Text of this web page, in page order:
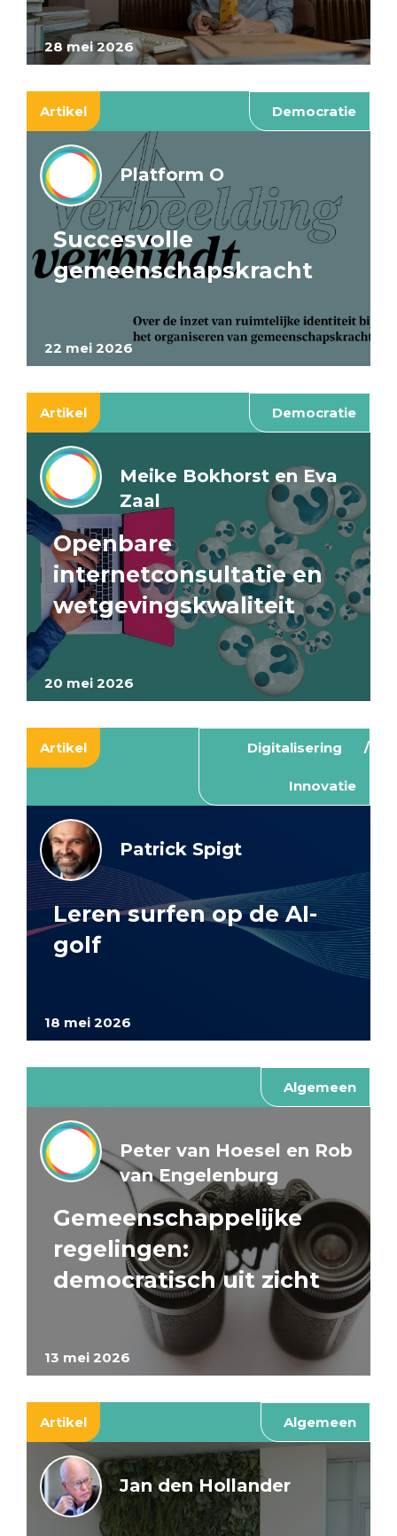
28 mei 2026
Artikel Democratie
22 mei 2026
Platform O
Succesvolle
gemeenschapskracht
Artikel Democratie
20 mei 2026
Meike Bokhorst en Eva
Zaal
Openbare
internetconsultatie en
wetgevingskwaliteit
Artikel Digitalisering
Innovatie
18 mei 2026
Patrick Spigt
Leren surfen op de AI-
golf
Algemeen
13 mei 2026
Peter van Hoesel en Rob
van Engelenburg
Gemeenschappelijke
regelingen:
democratisch uit zicht
Artikel Algemeen
Jan den Hollander